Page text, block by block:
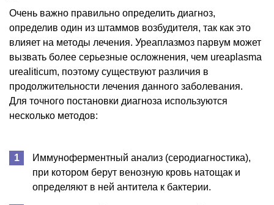
Очень важно правильно определить диагноз,
определив один из штаммов возбудителя, так как это
влияет на методы лечения. Уреаплазмоз парвум может
вызвать более серьезные осложнения, чем ureaplasma
urealiticum, поэтому существуют различия в
продолжительности лечения данного заболевания.
Для точного постановки диагноза используются
несколько методов:
Иммуноферментный анализ (серодиагностика),
при котором берут венозную кровь натощак и
определяют в ней антитела к бактерии.